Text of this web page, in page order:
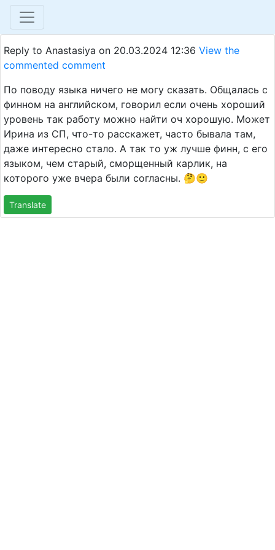
Reply to Anastasiya on 20.03.2024 12:36 View the
commented comment
По поводу языка ничего не могу сказать. Общалась с
финном на английском, говорил если очень хороший
уровень так работу можно найти оч хорошую. Может
Ирина из СП, что-то расскажет, часто бывала там,
даже интересно стало. А так то уж лучше финн, с его
языком, чем старый, сморщенный карлик, на
которого уже вчера были согласны. 🤔🙂
Translate